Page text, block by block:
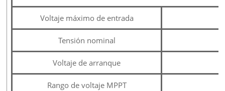
Voltaje máximo de entrada
Tensión nominal
Voltaje de arranque
Rango de voltaje MPPT